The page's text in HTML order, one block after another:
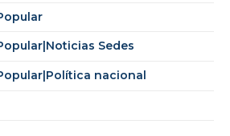
Sedes
nacional